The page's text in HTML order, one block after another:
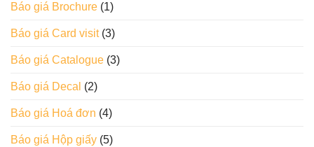
Báo giá Brochure (1)
Báo giá Card visit(3)
Báo giá Catalogue (3)
Báo giá Decal (2)
Báo giá Hoá đơn (4)
Báo giá Hộp giấy (5)